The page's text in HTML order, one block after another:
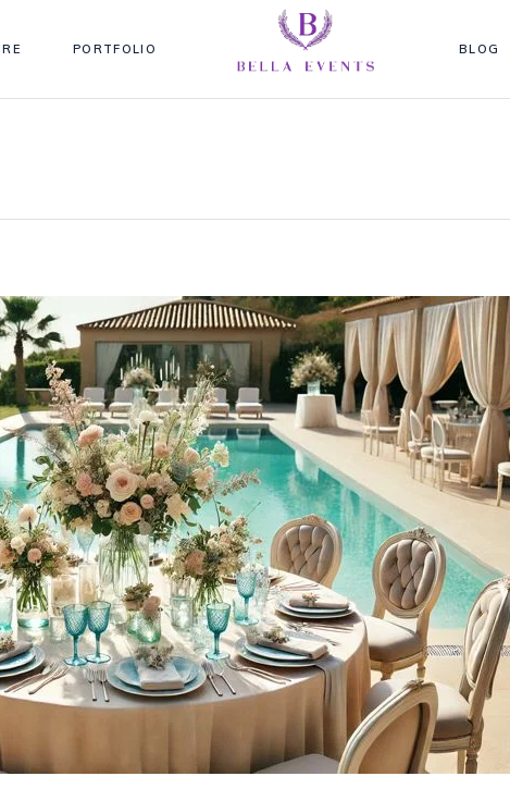
PORTFOLIO BLOG